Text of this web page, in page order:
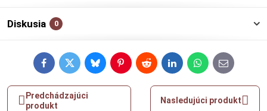
Diskusia 0
FacebookTwitterBlueskyPinterestRedditLinkedInWhatsApp
E-
mail
Predchádzajúci
produkt
Nasledujúci produkt